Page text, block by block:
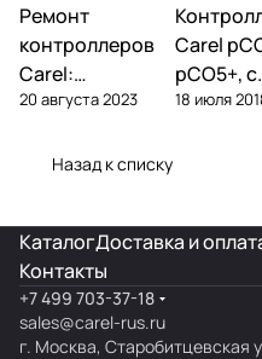
Автоматика и
контроллеры
Ремонт
контроллеров
Carel:
диагностика
поломок и
20 августа 2023
Carel
pCO5+,
pCO mini
18 июля
Назад к списку
КаталогДоставка и
Контакты
+7 499 703-37-18
sales@carel-rus.ru
г. Москва, Старобитцевская